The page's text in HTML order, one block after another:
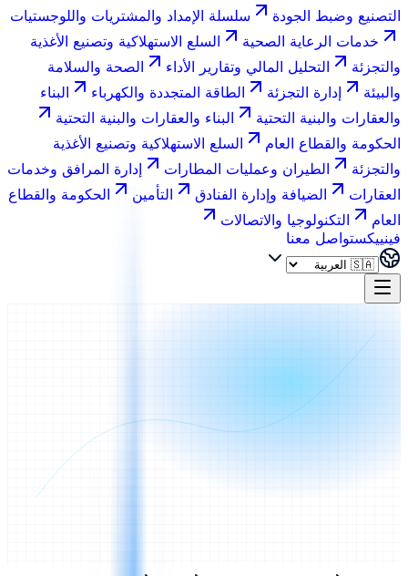
التصنيع وضبط الجودة
سلسلة الإمداد والمشتريات واللوجستيات
خدمات الرعاية الصحية
السلع الاستهلاكية وتصنيع الأغذية
والتجزئة
التحليل المالي وتقارير الأداء
الصحة والسلامة
والبيئة
إدارة التجزئة الطاقة المتجددة والكهرباء
البناء
والعقارات والبنية التحتية
البناء والعقارات والبنية التحتية
الحكومة والقطاع العام
السلع الاستهلاكية وتصنيع الأغذية
والتجزئة
الطيران وعمليات المطارات
إدارة المرافق وخدمات
العقارات
الضيافة وإدارة الفنادق التأمين
الحكومة والقطاع
العام
التكنولوجيا والاتصالات
فينييكستواصل معنا